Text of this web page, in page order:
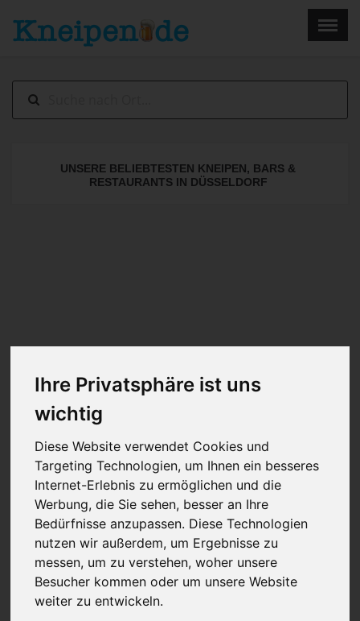
Ihre Privatsphäre ist uns
wichtig
Diese Website verwendet Cookies und
Targeting Technologien, um Ihnen ein besseres
Internet-Erlebnis zu ermöglichen und die
Werbung, die Sie sehen, besser an Ihre
Bedürfnisse anzupassen. Diese Technologien
nutzen wir außerdem, um Ergebnisse zu
messen, um zu verstehen, woher unsere
Besucher kommen oder um unsere Website
weiter zu entwickeln.
UNSERE BELIEBTESTEN KNEIPEN, BARS &
RESTAURANTS IN DÜSSELDORF
Menu ×
Impressum